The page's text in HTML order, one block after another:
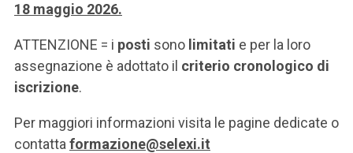
18 maggio 2026.
ATTENZIONE = i posti sono limitati e per la loro
assegnazione è adottato il criterio cronologico di
iscrizione.
Per maggiori informazioni visita le pagine dedicate o
contatta formazione@selexi.it